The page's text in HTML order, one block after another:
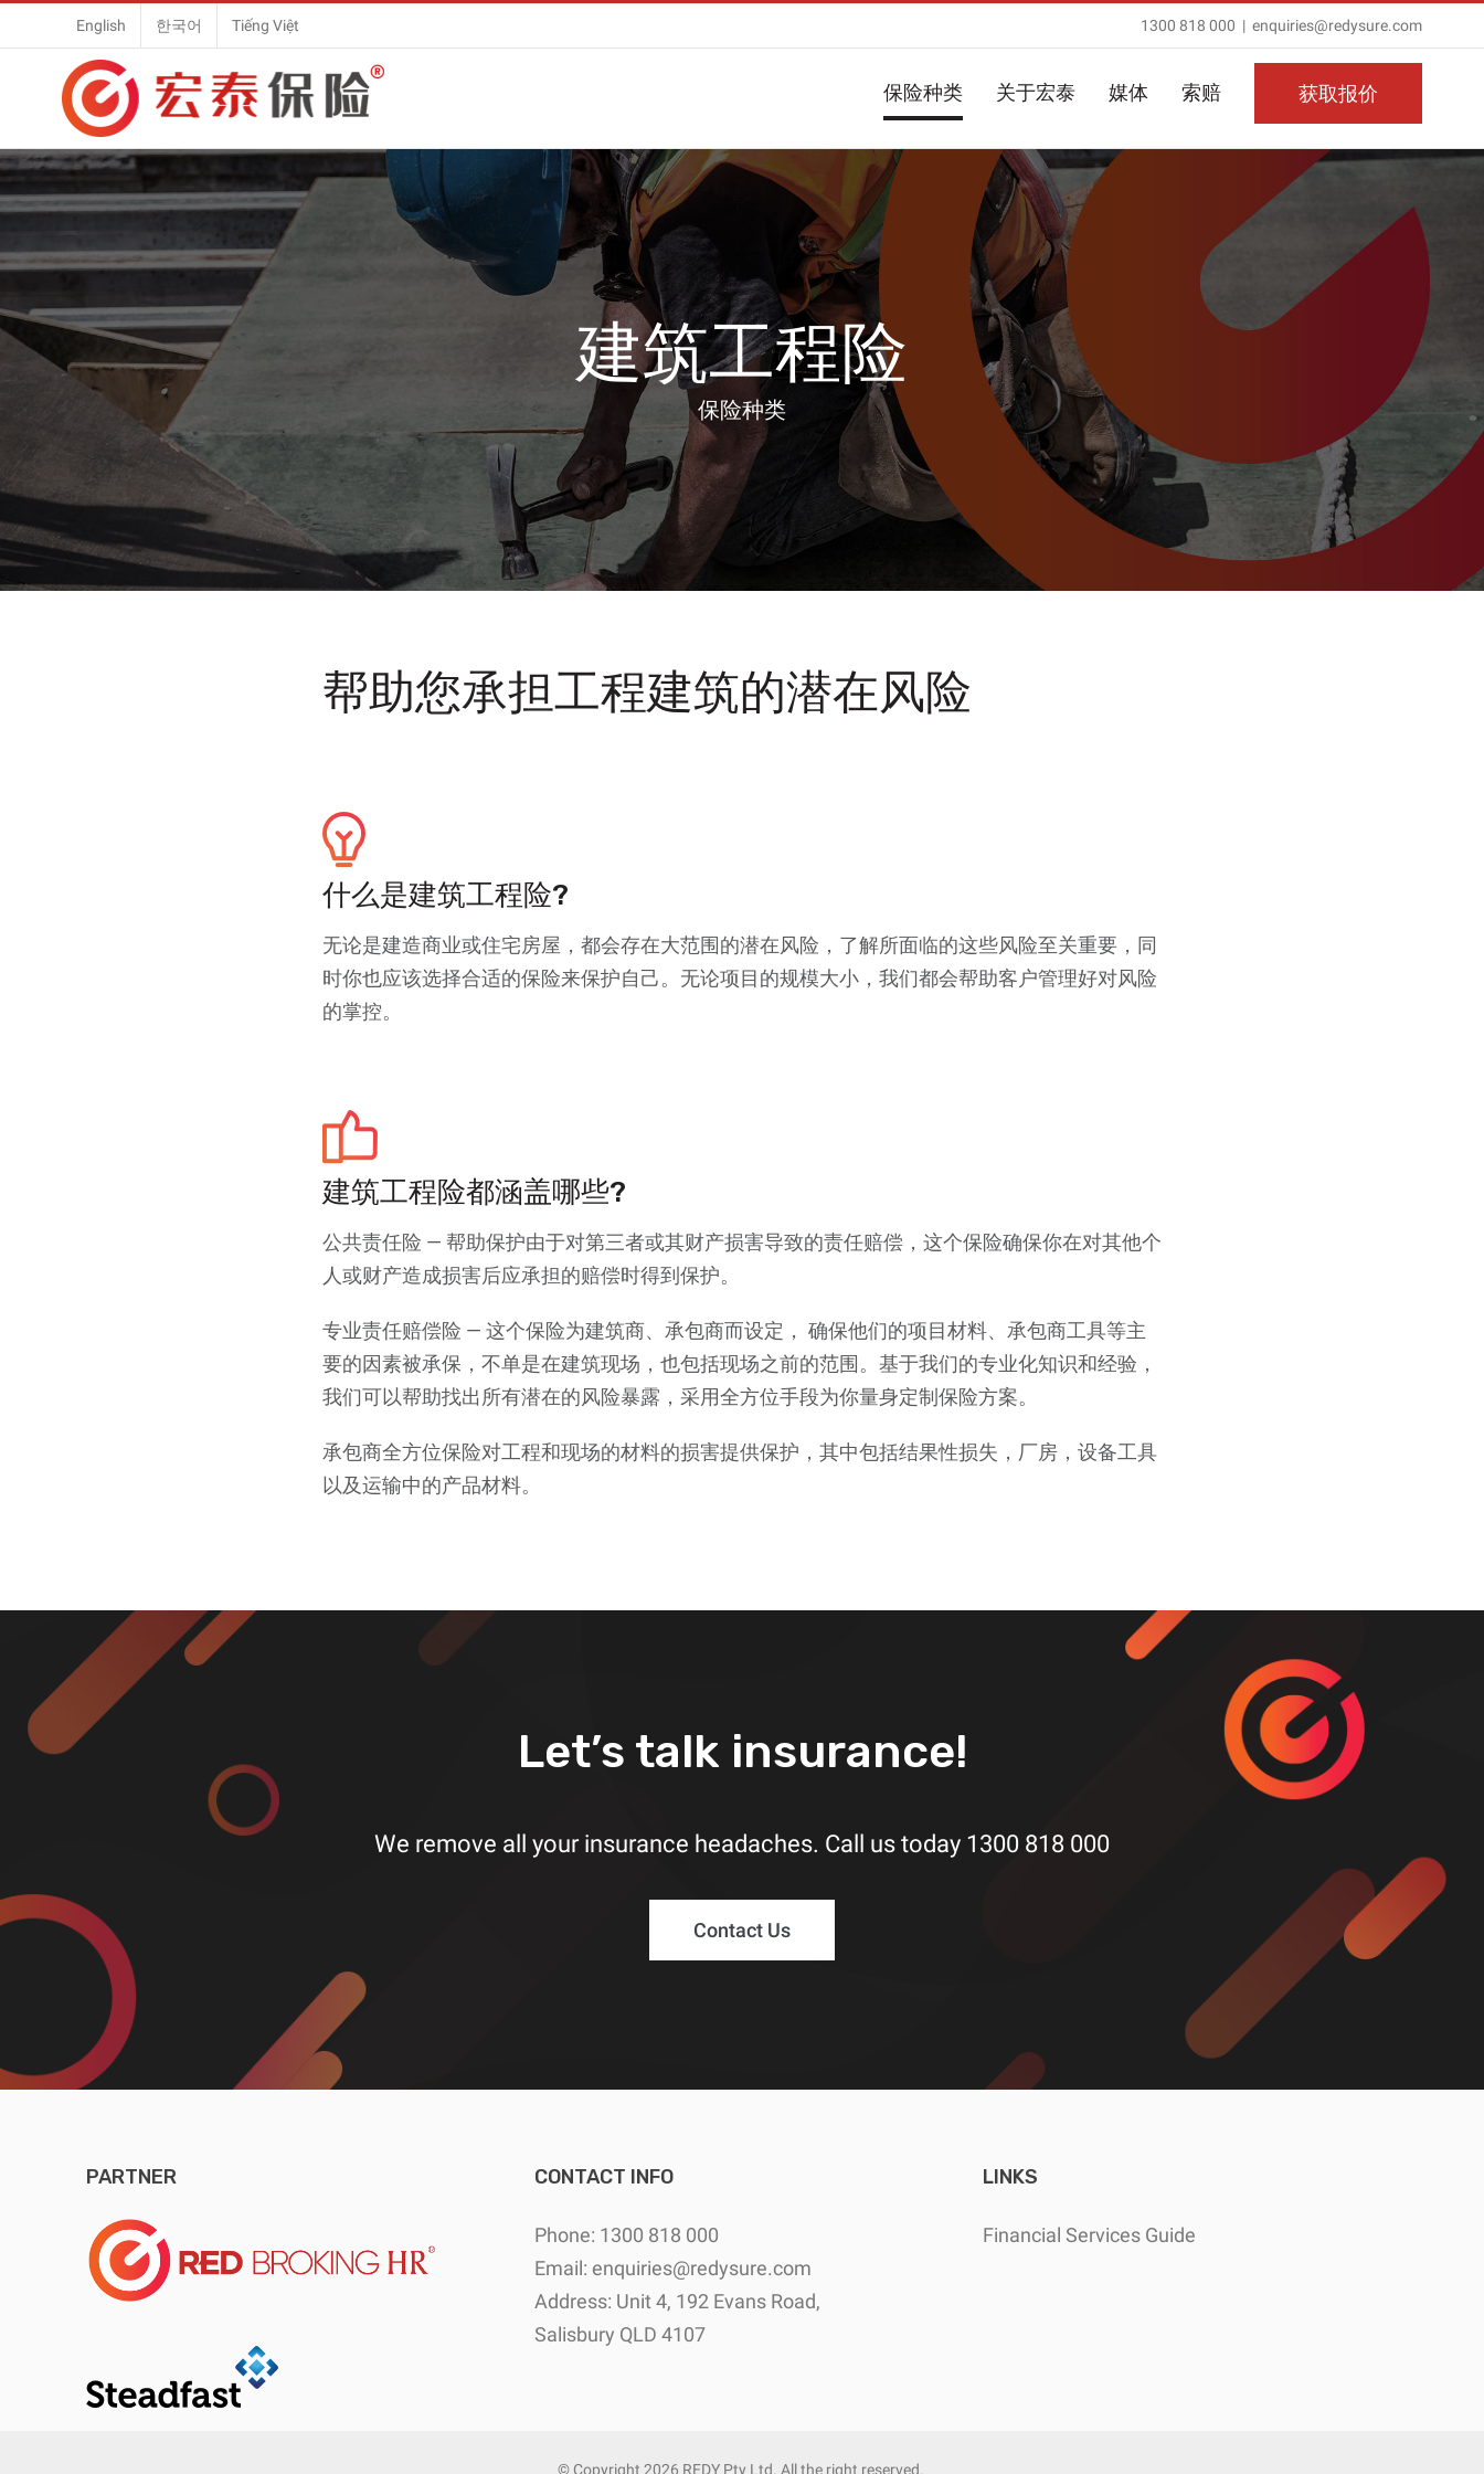
to
content
English 한국어 Tiếng Việt 1300 818 000 | enquiries@redysure.com
保险种类 关于宏泰 媒体 索赔 获取报价
建筑工程险
保险种类
帮助您承担工程建筑的潜在风险
什么是建筑工程险?
无论是建造商业或住宅房屋，都会存在大范围的潜在风险，了解所面临的这些风险至关重要，同
时你也应该选择合适的保险来保护自己。无论项目的规模大小，我们都会帮助客户管理好对风险
的掌控。
建筑工程险都涵盖哪些?
公共责任险 — 帮助保护由于对第三者或其财产损害导致的责任赔偿，这个保险确保你在对其他个
人或财产造成损害后应承担的赔偿时得到保护。
专业责任赔偿险 — 这个保险为建筑商、承包商而设定， 确保他们的项目材料、承包商工具等主
要的因素被承保，不单是在建筑现场，也包括现场之前的范围。基于我们的专业化知识和经验，
我们可以帮助找出所有潜在的风险暴露，采用全方位手段为你量身定制保险方案。
承包商全方位保险对工程和现场的材料的损害提供保护，其中包括结果性损失，厂房，设备工具
以及运输中的产品材料。
Let’s talk insurance!
We remove all your insurance headaches. Call us today 1300 818 000
Contact Us
PARTNER CONTACT INFO
Phone: 1300 818 000
Email: enquiries@redysure.com
Address: Unit 4, 192 Evans Road,
Salisbury QLD 4107
LINKS
Financial Services Guide
© Copyright 2026 REDY Pty Ltd. All the right reserved.